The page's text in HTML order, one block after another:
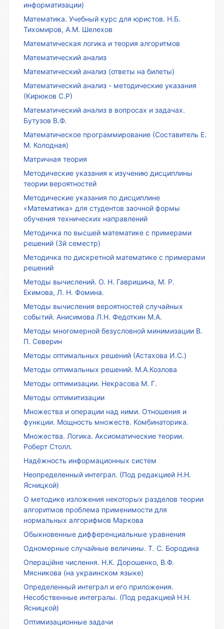
информатизации)
Математика. Учебный курс для юристов. Н.Б.
Тихомиров, А.М. Шелехов
Математическая логика и теория алгоритмов
Математический анализ
Математический анализ (ответы на билеты)
Математический анализ - методические указания
(Кирюков С.Р)
Математический анализ в вопросах и задачах.
Бутузов В.Ф.
Математическое программирование (Составитель Е.
М. Колодная)
Матричная теория
Методические указания к изучению дисциплины
теории вероятностей
Методические указания по дисциплине
«Математика» для студентов заочной формы
обучения технических направлений
Методичка по высшей математике с примерами
решений (3й семестр)
Методичка по дискретной математике с примерами
решений
Методы вычислений. О. Н. Гавришина, М. Р.
Екимова, Л. Н. Фомина.
Методы вычисления вероятностей случайных
событий. Анисимова Л.Н. Федоткин М.А.
Методы многомерной безусловной минимизации В.
П. Северин
Методы оптимальных решений (Астахова И.С.)
Методы оптимальных решений. М.А.Козлова
Методы оптимизации. Некрасова М. Г.
Методы оптимитизации
Множества и операции над ними. Отношения и
функции. Мощность множеств. Комбинаторика.
Множества. Логика. Аксиоматические теории.
Роберт Столл.
Надёжность информационных систем
Неопределенный интеграл. (Под редакцией Н.Н.
Ясницкой)
О методике изложения некоторых разделов теории
алгоритмов проблема применимости для
нормальных алгорифмов Маркова
Обыкновенные дифференциальные уравнения
Одномерные случайные величины. Т. С. Бородина
Операційне числення. Н.К. Дорошенко, В.Ф.
Мясникова (на украинском языке)
Определенный интеграл и его приложения.
Несобственные интегралы. (Под редакцией Н.Н.
Ясницкой)
Оптимизационные задачи